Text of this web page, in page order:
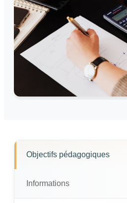
Objectifs pédagogiques
Informations